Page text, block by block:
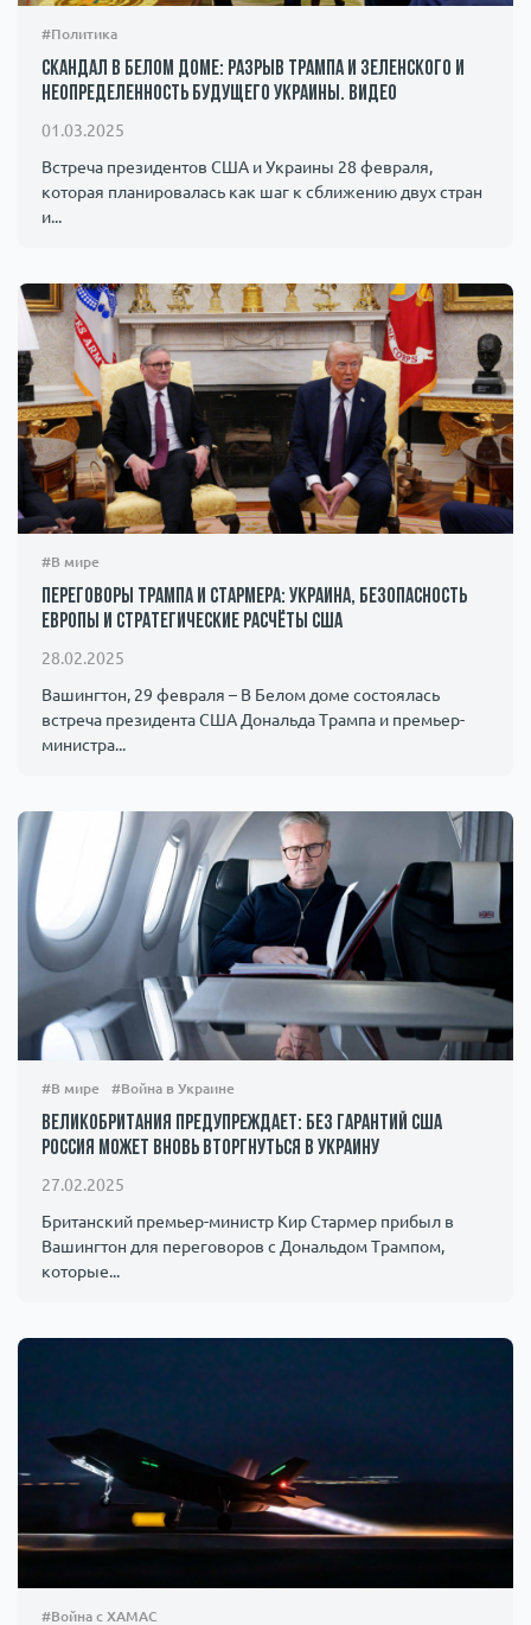
#Политика
Скандал в Белом доме: разрыв Трампа и Зеленского и
неопределенность будущего Украины. Видео
01.03.2025
Встреча президентов США и Украины 28 февраля,
которая планировалась как шаг к сближению двух стран
и...
#В мире
Переговоры Трампа и Стармера: Украина, безопасность
Европы и стратегические расчёты США
28.02.2025
Вашингтон, 29 февраля – В Белом доме состоялась
встреча президента США Дональда Трампа и премьер-
министра...
#В мире #Война в Украине
Великобритания предупреждает: без гарантий США
Россия может вновь вторгнуться в Украину
27.02.2025
Британский премьер-министр Кир Стармер прибыл в
Вашингтон для переговоров с Дональдом Трампом,
которые...
#Война с ХАМАС